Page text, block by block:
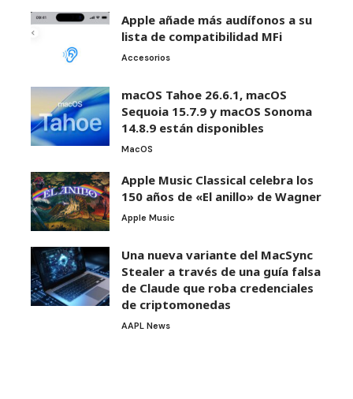
Apple añade más audífonos a su
lista de compatibilidad MFi
Accesorios
macOS Tahoe 26.6.1, macOS
Sequoia 15.7.9 y macOS Sonoma
14.8.9 están disponibles
MacOS
Apple Music Classical celebra los
150 años de «El anillo» de Wagner
Apple Music
Una nueva variante del MacSync
Stealer a través de una guía falsa
de Claude que roba credenciales
de criptomonedas
AAPL News